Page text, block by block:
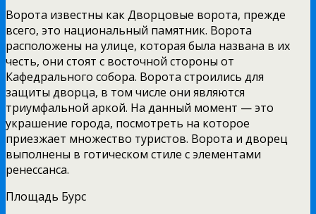
Ворота известны как Дворцовые ворота, прежде
всего, это национальный памятник. Ворота
расположены на улице, которая была названа в их
честь, они стоят с восточной стороны от
Кафедрального собора. Ворота строились для
защиты дворца, в том числе они являются
триумфальной аркой. На данный момент — это
украшение города, посмотреть на которое
приезжает множество туристов. Ворота и дворец
выполнены в готическом стиле с элементами
ренессанса.
Площадь Бурс